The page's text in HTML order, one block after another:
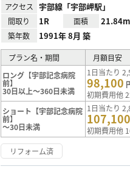
アクセス 宇部線「宇部岬駅」
間取り 1R 面積
築年数 1991年 8月 築
プラン名・期間
月額目安
ロング【宇部記念病院
前】
30日以上～360日未満
1日当たり
98,100
初期費用他
ショート【宇部記念病院
前】
～30日未満
1日当たり
107,100
初期費用他
リフォーム済